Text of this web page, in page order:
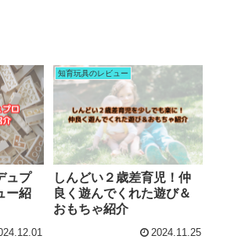
ュプ
ー紹
知育玩具のレビュー
しんどい２歳差育児！仲
良く遊んでくれた遊び＆
おもちゃ紹介
2024.11.25